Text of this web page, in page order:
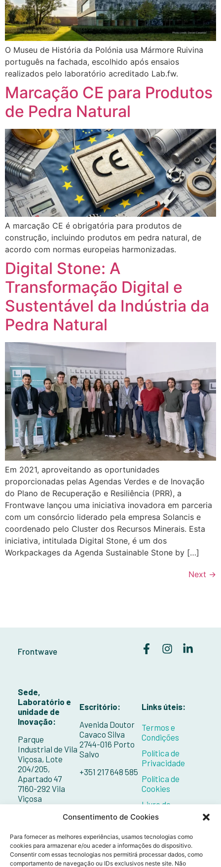
Consentimento de Cookies
Para fornecer as melhores experiências, usamos tecnologias como
cookies para armazenar e/ou aceder a informações do dispositivo.
Consentir com essas tecnologias nos permitirá processar dados, como
comportamento de navegação ou IDs exclusivos neste site. Não
O Museu de História da Polónia usa Mármore Ruivina
português na fachada, escolhido após ensaios
realizados pelo laboratório acreditado Lab.fw.
Marcação CE para Produtos
de Pedra Natural
A marcação CE é obrigatória para produtos de
construção, incluindo produtos em pedra natural, de
acordo com normas europeias harmonizadas.
Digital Stone: A
Transformação Digital e
Sustentável da Indústria da
Pedra Natural
Em 2021, aproveitando as oportunidades
proporcionadas pelas Agendas Verdes e de Inovação
do Plano de Recuperação e Resiliência (PRR), a
Frontwave lançou uma iniciativa inovadora em parceria
com um consórcio liderado pela empresa Solancis e
coordenado pelo Cluster dos Recursos Minerais. Esta
iniciativa, intitulada Digital Stone, é um dos
Workpackages da Agenda Sustainable Stone by […]
Next →
Frontwave
Sede,
Laboratório e
unidade de
Inovação:
Parque
Industrial de Vila
Viçosa, Lote
204/205,
Apartado 47
7160-292 Vila
Viçosa
+351 268 098 132
Escritório:
Avenida Doutor
Cavaco Silva
2744-016 Porto
Salvo
+351 217 648 585
Links úteis:
Termos e
Condições
Política de
Privacidade
Política de
Cookies
Livro de
Reclamações